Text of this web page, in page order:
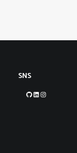
SNS
GitHubLinkedIn